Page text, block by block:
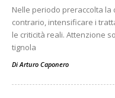
Nelle periodo preraccolta
contrario, intensificare i
le criticità reali. Attenzione
tignola
DiArturo Caponero